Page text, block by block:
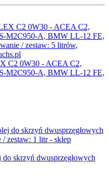
C2 0W30 - ACEA C2,
M2C950-A, BMW LL-12 FE,
skrzyń dwusprzęgłowych